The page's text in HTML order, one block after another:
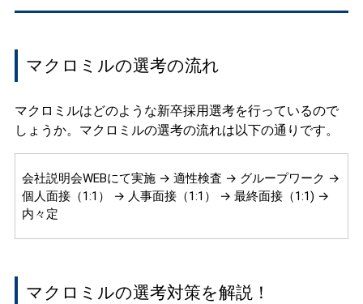
マクロミルの選考の流れ
マクロミルはどのような新卒採用選考を行っているので
しょうか。マクロミルの選考の流れは以下の通りです。
会社説明会WEBにて実施 → 適性検査 → グループワーク →
個人面接（1:1） → 人事面接（1:1） → 最終面接（1:1) →
内々定
マクロミルの選考対策を解説！